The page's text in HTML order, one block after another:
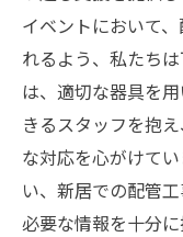
イベントにおいて
れるよう、私たち
は、適切な器具を
きるスタッフを抱
な対応を心がけて
い、新居での配管
必要な情報を十分